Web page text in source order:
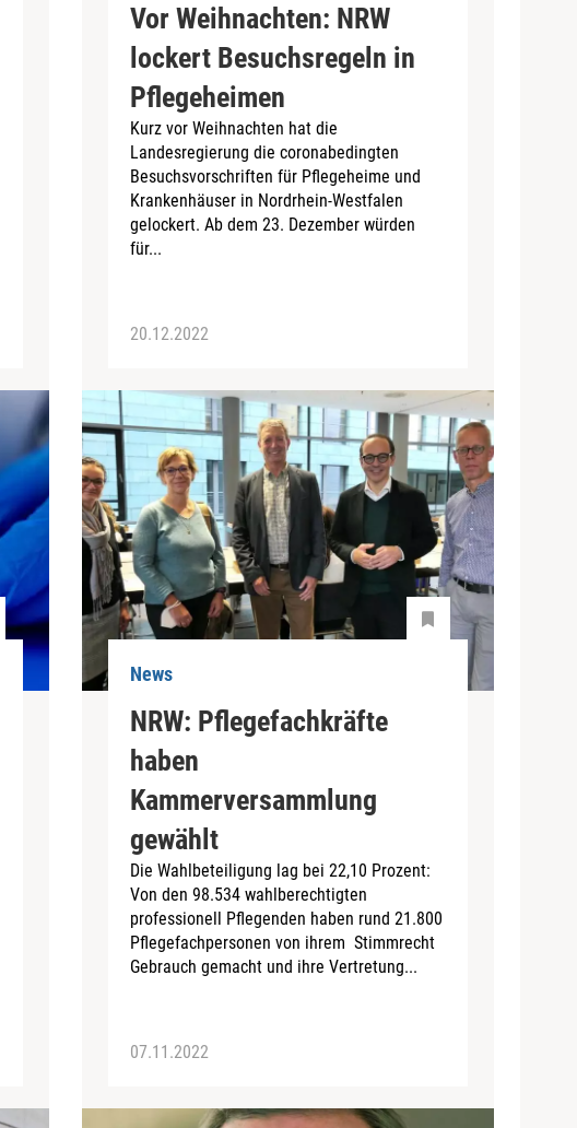
Vor Weihnachten: NRW
lockert Besuchsregeln in
Pflegeheimen
Kurz vor Weihnachten hat die
Landesregierung die coronabedingten
Besuchsvorschriften für Pflegeheime und
Krankenhäuser in Nordrhein-Westfalen
gelockert. Ab dem 23. Dezember würden
für...
20.12.2022
News
NRW: Pflegefachkräfte
haben
Kammerversammlung
gewählt
Die Wahlbeteiligung lag bei 22,10 Prozent:
Von den 98.534 wahlberechtigten
professionell Pflegenden haben rund 21.800
Pflegefachpersonen von ihrem Stimmrecht
Gebrauch gemacht und ihre Vertretung...
07.11.2022